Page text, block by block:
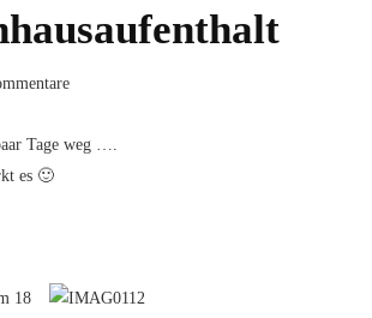
Tage weg ….
es 🙂
18